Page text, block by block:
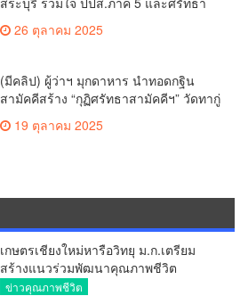
26 ตุลาคม 2025
(มีคลิป) ผู้ว่าฯ มุกดาหาร นำทอดกฐิน
สามัคคีสร้าง “กุฏิศรัทธาสามัคคีฯ” วัดทากู่
19 ตุลาคม 2025
เกษตรเชียงใหม่หารือวิทยุ ม.ก.เตรียม
สร้างแนวร่วมพัฒนาคุณภาพชีวิต
เกษตรกร สื่อสารข้อมูลถูกต้องขับเคลื่อน
ข่าวคุณภาพชีวิต